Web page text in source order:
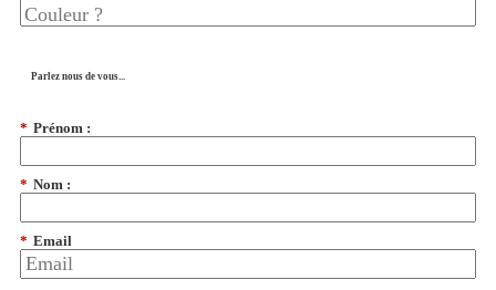
Parlez nous de vous...
* Prénom :
* Nom :
* Email